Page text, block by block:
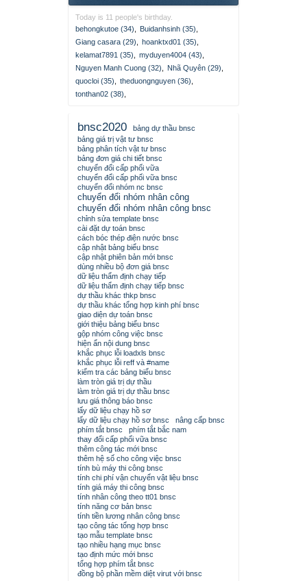
Today is 11 people's birthday.
behongkutoe (34)
Buidanhsinh (35)
Giang casara (29)
hoanktxd01 (35)
kelamat7891 (35)
myduyen4004 (43)
Nguyen Manh Cuong (32)
Nhã Quyên (29)
quocloi (35)
theduongnguyen (36)
tonthan02 (38)
bnsc2020
bảng dự thầu bnsc
bảng giá trị vật tư bnsc
bảng phân tích vật tư bnsc
bảng đơn giá chi tiết bnsc
chuyển đổi cấp phối vữa
chuyển đổi cấp phối vữa bnsc
chuyển đổi nhóm nc bnsc
chuyển đổi nhóm nhân công
chuyển đổi nhóm nhân công bnsc
chỉnh sửa template bnsc
cài đặt dự toán bnsc
cách bóc thép điện nước bnsc
cập nhật bảng biểu bnsc
cập nhật phiên bản mới bnsc
dùng nhiều bộ đơn giá bnsc
dữ liệu thẩm định chạy tiếp
dữ liệu thẩm định chạy tiếp bnsc
dự thầu khác thkp bnsc
dự thầu khác tổng hợp kinh phí bnsc
giao diện dự toán bnsc
giới thiệu bảng biểu bnsc
gộp nhóm công việc bnsc
hiện ẩn nội dung bnsc
khắc phục lỗi loadxls bnsc
khắc phục lỗi reff và #name
kiểm tra các bảng biểu bnsc
làm tròn giá trị dự thầu
làm tròn giá trị dự thầu bnsc
lưu giá thông báo bnsc
lấy dữ liệu chạy hồ sơ
lấy dữ liệu chạy hồ sơ bnsc
nâng cấp bnsc
phím tắt bnsc
phím tắt bắc nam
thay đổi cấp phối vữa bnsc
thêm công tác mới bnsc
thêm hệ số cho công việc bnsc
tính bù máy thi công bnsc
tính chi phí vận chuyển vật liệu bnsc
tính giá máy thi công bnsc
tính nhân công theo tt01 bnsc
tính năng cơ bản bnsc
tính tiền lương nhân công bnsc
tạo công tác tổng hợp bnsc
tạo mẫu template bnsc
tạo nhiều hạng mục bnsc
tạo định mức mới bnsc
tổng hợp phím tắt bnsc
đồng bộ phần mềm diệt virut với bnsc